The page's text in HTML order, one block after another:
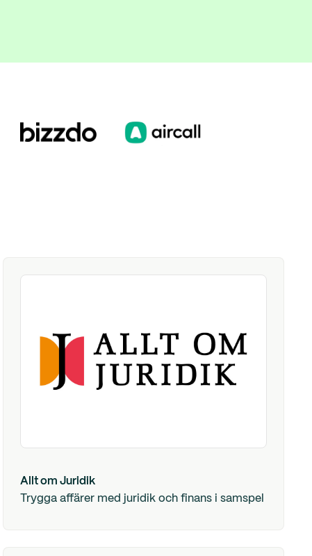
Allt om Juridik
Trygga affärer med juridik och finans i samspel